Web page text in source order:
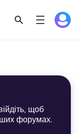
щоб
форумах.